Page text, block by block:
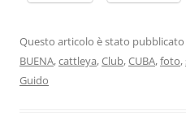
Questo articolo è stato pubblicato
BUENA,cattleya,Club,CUBA,foto,
Guido